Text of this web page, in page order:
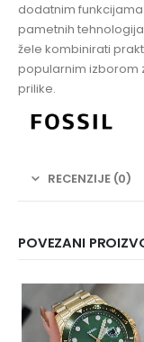
dodatnim
pametnih
žele kombinirati
popularnim izborom
prilike.
RECENZIJE (0)
POVEZANI